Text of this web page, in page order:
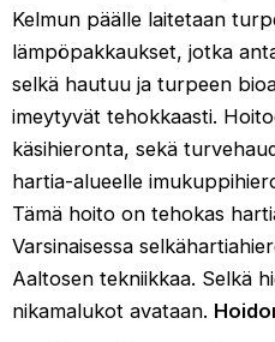
Kelmun päälle laitetaan
lämpöpakkaukset, jotka
selkä hautuu ja turpeen
imeytyvät tehokkaasti.
käsihieronta, sekä
hartia-alueelle
Tämä hoito on tehokas
Varsinaisessa
Aaltosen tekniikkaa. Selkä
nikamalukot avataan.